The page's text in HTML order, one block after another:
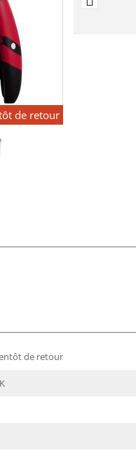
de retour
de retour